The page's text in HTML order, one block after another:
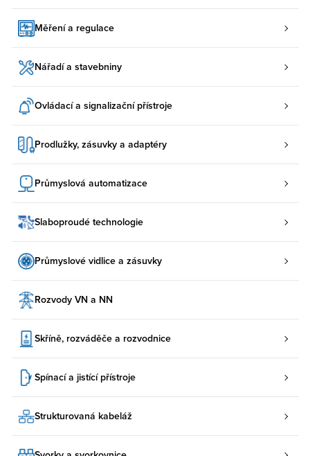
Měření a regulace
Nářadí a stavebniny
Ovládací a signalizační přístroje
Prodlužky, zásuvky a adaptéry
Průmyslová automatizace
Slaboproudé technologie
Průmyslové vidlice a zásuvky
Rozvody VN a NN
Skříně, rozváděče a rozvodnice
Spínací a jistící přístroje
Strukturovaná kabeláž